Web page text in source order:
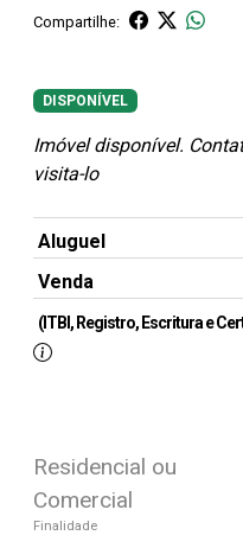
Compartilhe:
DISPONÍVEL
Imóvel disponível.
visita-lo
Aluguel
Venda
(ITBI, Registro, Escritura e
Residencial ou
Comercial
Finalidade